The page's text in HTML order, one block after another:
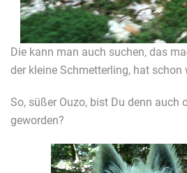
Die kann man auch suchen, das
der kleine Schmetterling, hat schon
So, süßer Ouzo, bist Du denn auch
geworden?